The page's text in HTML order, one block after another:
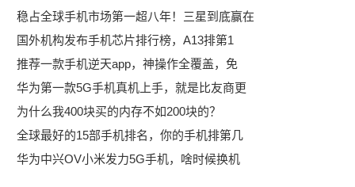
稳占全球手机市场第一超八年！三星到底赢在
国外机构发布手机芯片排行榜，A13排第1
推荐一款手机逆天app，神操作全覆盖，免
华为第一款5G手机真机上手，就是比友商更
为什么我400块买的内存不如200块的？
全球最好的15部手机排名，你的手机排第几
华为中兴OV小米发力5G手机，啥时候换机